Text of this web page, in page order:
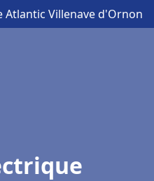
Atlantic Villenave d'Ornon